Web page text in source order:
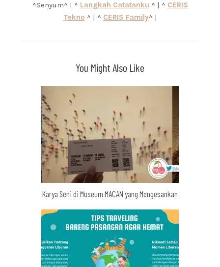
^Senyum^ | ^ Langkah Catatanku ^ | ^ CERIS
Tekno ^ | ^ CERIS Family^ |
You Might Also Like
Karya Seni di Museum MACAN yang Mengesankan